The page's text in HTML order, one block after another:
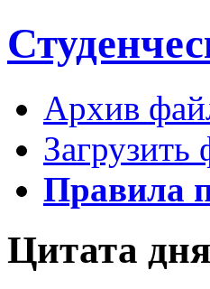
Архив
Загрузить
Правила
Цитата